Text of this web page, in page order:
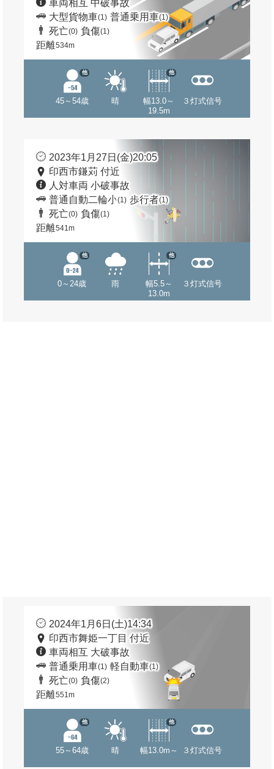
車両相互 中破事故
大型貨物車(1) 普通乗用車(1)
死亡(0) 負傷(1)
距離534m
45～54歳
他
晴
幅13.0～
19.5m
他
３灯式信号
2023年1月27日(金)20:05
印西市鎌苅 付近
人対車両 小破事故
普通自動二輪小(1) 歩行者(1)
死亡(0) 負傷(1)
距離541m
0～24歳
他
雨
幅5.5～
13.0m
他
３灯式信号
2024年1月6日(土)14:34
印西市舞姫一丁目 付近
車両相互 大破事故
普通乗用車(1) 軽自動車(1)
死亡(0) 負傷(2)
距離551m
55～64歳
他
晴 幅13.0m～
他
３灯式信号